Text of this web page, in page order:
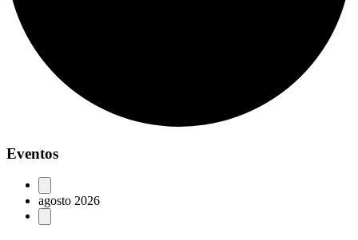
Eventos
agosto 2026